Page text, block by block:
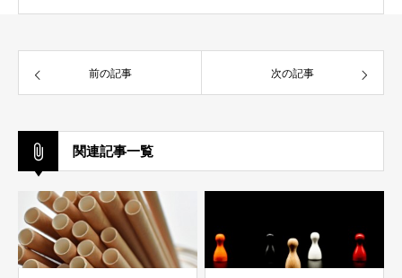
前の記事 次の記事
関連記事一覧